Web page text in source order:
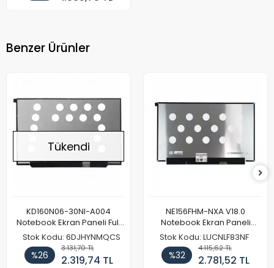
Benzer Ürünler
Tükendi
KD160N06-30NI-A004
Notebook Ekran Paneli Full
HD
Stok Kodu: 6DJHYNMQCS
%26
3.131,70 TL
2.319,74 TL
NE156FHM-NXA V18.0
Notebook Ekran Paneli
144Hz
Stok Kodu: LUCNLF83NF
%32
4.115,62 TL
2.781,52 TL